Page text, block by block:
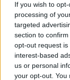
If you wish to
processing of
targeted
section to
opt-out request
interest-based
us or personal
your opt-out. You
București